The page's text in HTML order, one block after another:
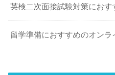
英検二次面接試験対策にお
留学準備におすすめのオンラ